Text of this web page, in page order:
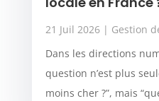
21 Juil 2026| Gestion
Dans les directions
question n’est plus
moins cher ?”, mais